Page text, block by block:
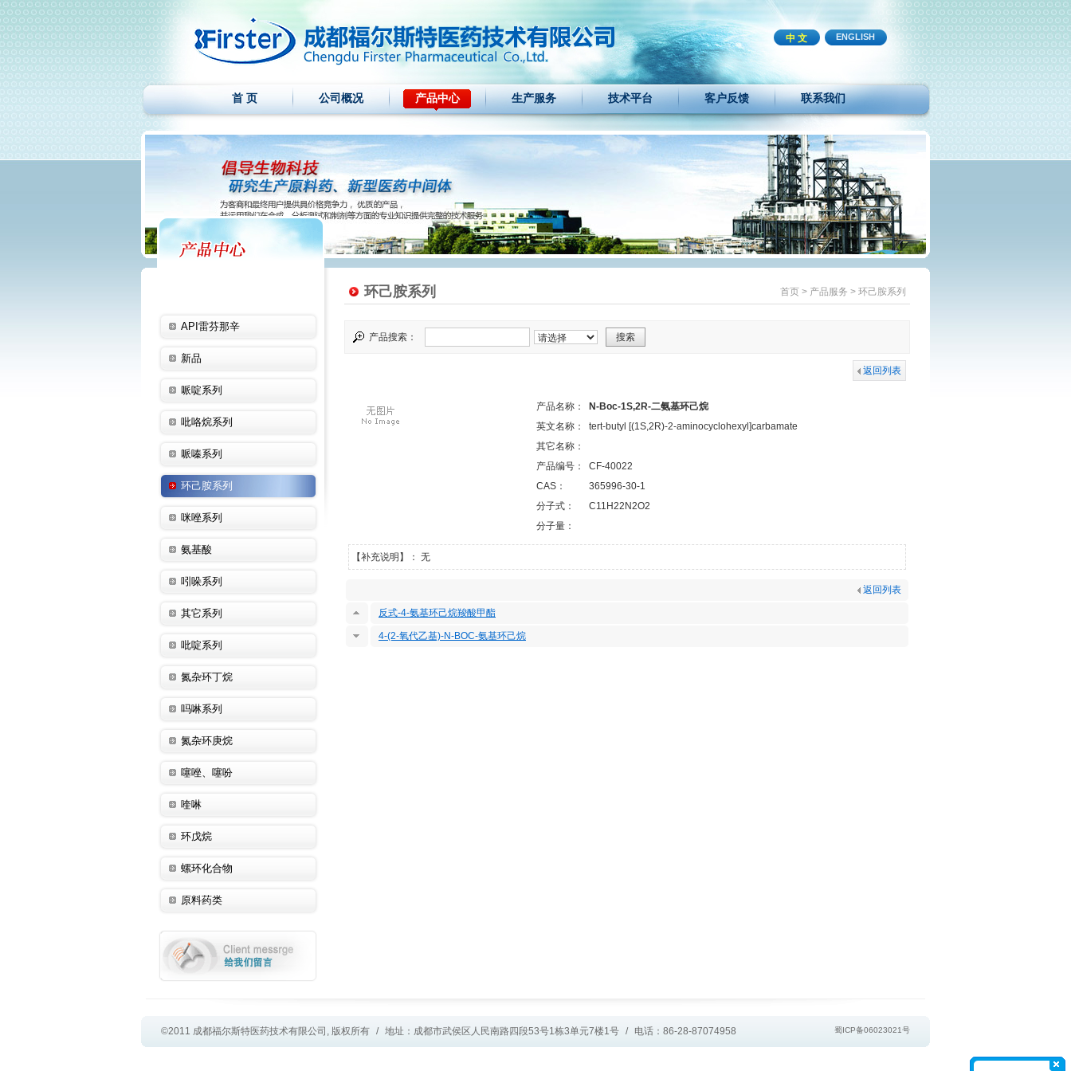
中 文 ENGLISH
首 页 公司概况 产品中心 生产服务 技术平台 客户反馈 联系我们
API雷芬那辛
新品
哌啶系列
吡咯烷系列
哌嗪系列
环己胺系列
咪唑系列
氨基酸
吲哚系列
其它系列
吡啶系列
氮杂环丁烷
吗啉系列
氮杂环庚烷
噻唑、噻吩
喹啉
环戊烷
螺环化合物
原料药类
环己胺系列 首页 > 产品服务 > 环己胺系列
产品搜索：
返回列表
产品名称：
N-Boc-1S,2R-二氨基环己烷
英文名称：
tert-butyl [(1S,2R)-2-aminocyclohexyl]carbamate
其它名称：
产品编号：
CF-40022
CAS：
365996-30-1
分子式：
C11H22N2O2
分子量：
【补充说明】： 无
返回列表
反式-4-氨基环己烷羧酸甲酯
4-(2-氧代乙基)-N-BOC-氨基环己烷
蜀ICP备06023021号
©2011 成都福尔斯特医药技术有限公司, 版权所有 / 地址：成都市武侯区人民南路四段53号1栋3单元7楼1号 / 电话：86-28-87074958